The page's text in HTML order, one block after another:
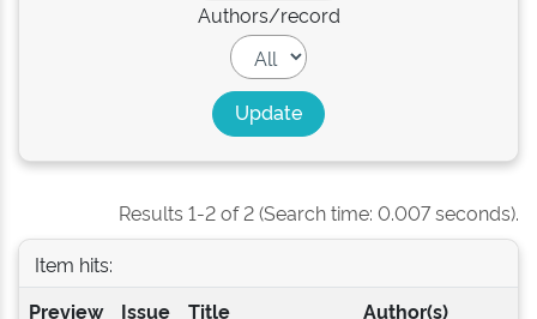
Authors/record
Results 1-2 of 2 (Search time: 0.007 seconds).
Item hits:
Preview
Issue
Title Author(s)